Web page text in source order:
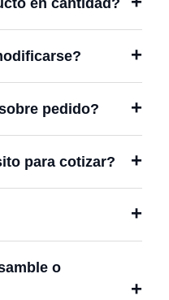
en cantidad?
pedido?
para cotizar?
o